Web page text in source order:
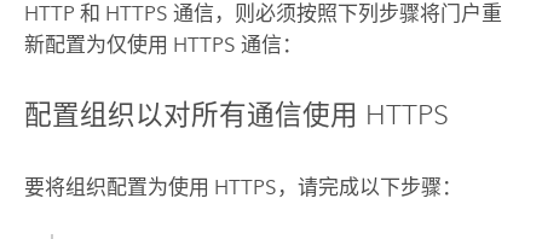
HTTP 和 HTTPS 通信，则必须按照下列步骤将门户重
新配置为仅使用 HTTPS 通信：
配置组织以对所有通信使用 HTTPS
要将组织配置为使用 HTTPS，请完成以下步骤：